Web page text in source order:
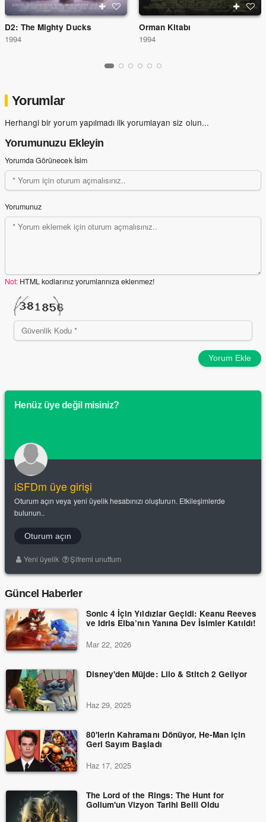
D2: The Mighty Ducks
1994
Orman Kitabı
1994
Yorumlar
Herhangi bir yorum yapılmadı ilk yorumlayan siz olun...
Yorumunuzu Ekleyin
Yorumda Görünecek İsim
Yorumunuz
Not: HTML kodlarınız yorumlarınıza eklenmez!
Yorum Ekle
Henüz üye değil misiniz?
iSFDm üye girişi
Oturum açın veya yeni üyelik hesabınızı oluşturun. Etkileşimlerde
bulunun..
Oturum açın
Yeni üyelik Şifremi unuttum
Güncel Haberler
Sonic 4 İçin Yıldızlar Geçidi: Keanu Reeves
ve Idris Elba’nın Yanına Dev İsimler Katıldı!
Mar 22, 2026
Disney'den Müjde: Lilo & Stitch 2 Geliyor
Haz 29, 2025
80'lerin Kahramanı Dönüyor, He-Man için
Geri Sayım Başladı
Haz 17, 2025
The Lord of the Rings: The Hunt for
Gollum'un Vizyon Tarihi Belli Oldu